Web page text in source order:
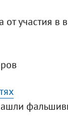
участия в